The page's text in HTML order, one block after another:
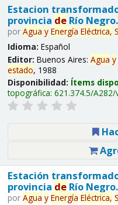
Estacion
provincia deRío Negro.
por Agua y Energía Eléctrica,
Idioma: Español
Editor: Buenos Aires: Agua y
estado, 1988
Disponibilidad: Ítems
topográfica: 621.374.5/A282/
Estación
provincia deRío Negro.
por Agua y Energía Eléctrica,